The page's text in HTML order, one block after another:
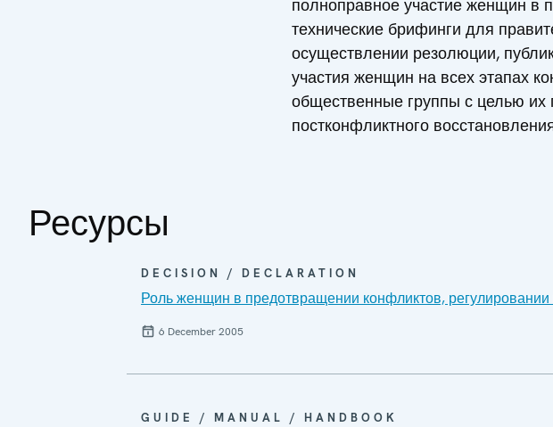
полноправное участие женщин в
технические брифинги для
осуществлении резолюции,
участия женщин на всех этапах
общественные группы с целью их
постконфликтного
Ресурсы
DECISION / DECLARATION
Роль женщин в предотвращении конфликтов, регулировании
6 December 2005
GUIDE / MANUAL / HANDBOOK